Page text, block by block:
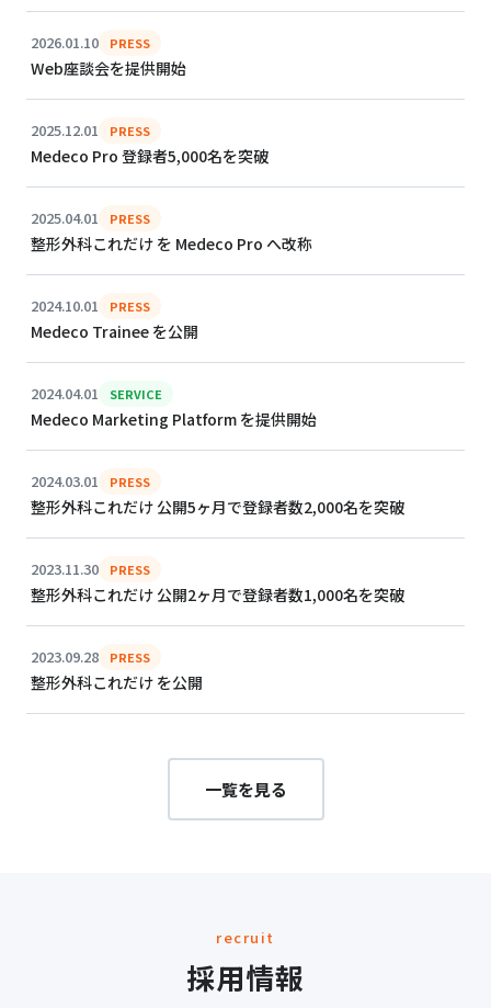
2026.01.10 PRESS
Web座談会を提供開始
2025.12.01 PRESS
Medeco Pro 登録者5,000名を突破
2025.04.01 PRESS
整形外科これだけ を Medeco Pro へ改称
2024.10.01 PRESS
Medeco Trainee を公開
2024.04.01 SERVICE
Medeco Marketing Platform を提供開始
2024.03.01 PRESS
整形外科これだけ 公開5ヶ月で登録者数2,000名を突破
2023.11.30 PRESS
整形外科これだけ 公開2ヶ月で登録者数1,000名を突破
2023.09.28 PRESS
整形外科これだけ を公開
一覧を見る
recruit
採用情報